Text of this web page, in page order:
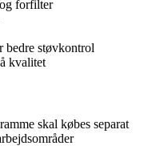
forfilter
bedre støvkontrol
kvalitet
skal købes separat